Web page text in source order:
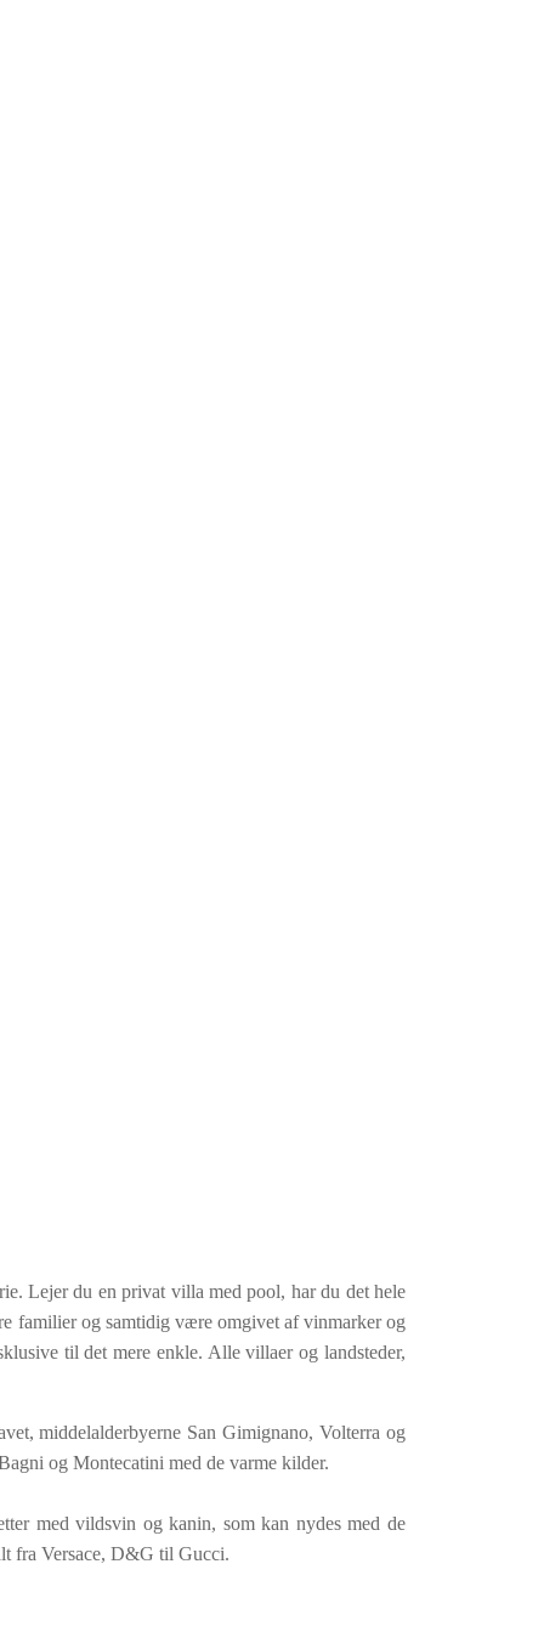
Lejer du en privat villa med pool, har du det hele
familier og samtidig være omgivet af vinmarker og
til det mere enkle. Alle villaer og landsteder,
middelalderbyerne San Gimignano, Volterra og
og Montecatini med de varme kilder.
med vildsvin og kanin, som kan nydes med de
fra Versace, D&G til Gucci.